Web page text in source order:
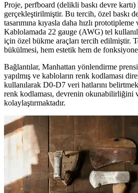
Proje, perfboard (delikli baskı devre kartı)
gerçekleştirilmiştir. Bu tercih, özel baskı
tasarımına kıyasla daha hızlı
Kablolamada 22 gauge (AWG) tel
için özel bükme araçları tercih edilmiştir.
bükülmesi, hem estetik hem de
Bağlantılar, Manhattan yönlendirme
yapılmış ve kabloların renk kodlaması
kullanılarak D0-D7 veri hatlarını
renk kodlaması, devrenin okunabilirliğini
kolaylaştırmaktadır.